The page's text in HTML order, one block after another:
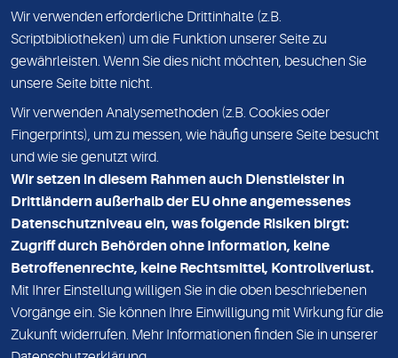
Namen des Fremdlabors mit. Mit der Beauftragung der
Fremdlaborleistung erklären Sie sich mit dieser
Vereinbarung einverstanden.
DATENSCHUTZ
KONTAKT
NEWSLETTER
ADRESSE
MVZ Medizinisches Labor Nord MLN GmbH
Essener Straße 108
22419 Hamburg
Wir verwenden erforderliche Drittinhalte (z.B.
Scriptbibliotheken) um die Funktion unserer Seite zu
gewährleisten. Wenn Sie dies nicht möchten, besuchen Sie
unsere Seite bitte nicht.
Wir verwenden Analysemethoden (z.B. Cookies oder
Fingerprints), um zu messen, wie häufig unsere Seite besucht
und wie sie genutzt wird.
Wir setzen in diesem Rahmen auch Dienstleister in
Drittländern außerhalb der EU ohne angemessenes
Datenschutzniveau ein, was folgende Risiken birgt:
Zugriff durch Behörden ohne Information, keine
Betroffenenrechte, keine Rechtsmittel, Kontrollverlust.
Mit Ihrer Einstellung willigen Sie in die oben beschriebenen
Vorgänge ein. Sie können Ihre Einwilligung mit Wirkung für die
Zukunft widerrufen. Mehr Informationen finden Sie in unserer